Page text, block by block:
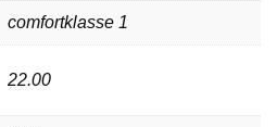
comfortklasse 1
22.00